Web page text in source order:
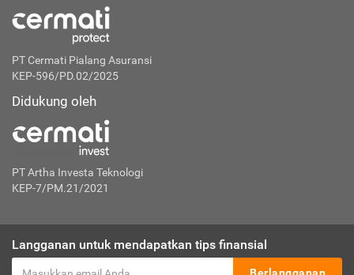
PT Cermati Pialang Asuransi
KEP-596/PD.02/2025
Didukung oleh
PT Artha Investa Teknologi
KEP-7/PM.21/2021
Langganan untuk mendapatkan tips finansial